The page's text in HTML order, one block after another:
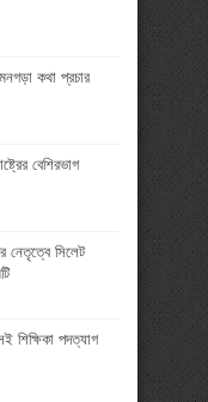
কথা প্রচার
বেশিরভাগ
নেতৃত্বে সিলেট
শিক্ষিকা পদত্যাগ